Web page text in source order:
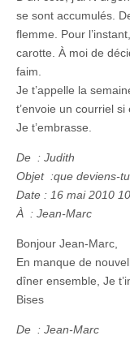
se sont accumulés.
flemme. Pour
carotte. À moi de
faim.
Je t’appelle la
t’envoie un courriel si
Je t’embrasse.
De : Judith
Objet :que deviens-
Date : 16 mai 2010
À : Jean-Marc
Bonjour Jean-Marc,
En manque de
dîner ensemble, Je
Bises
De : Jean-Marc